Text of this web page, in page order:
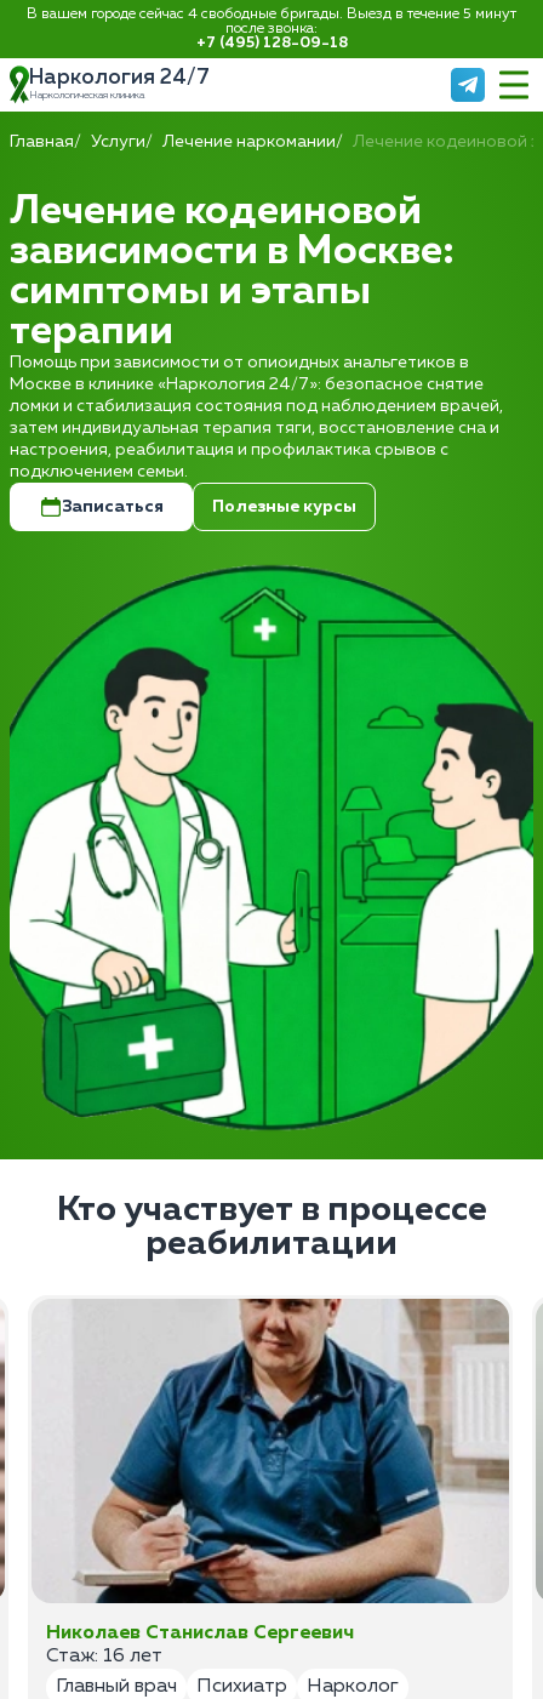
В вашем городе сейчас 4 свободные бригады. Выезд в течение 5 минут
после звонка:
+7 (495) 128-09-18
Наркология 24/7
Наркологическая клиника
Главная Услуги Лечение наркомании Лечение кодеиновой
Лечение кодеиновой
зависимости в Москве:
симптомы и этапы
терапии
Помощь при зависимости от опиоидных анальгетиков в
Москве в клинике «Наркология 24/7»: безопасное снятие
ломки и стабилизация состояния под наблюдением врачей,
затем индивидуальная терапия тяги, восстановление сна и
настроения, реабилитация и профилактика срывов с
подключением семьи.
Записаться Полезные курсы
Кто участвует в процессе
реабилитации
Николаев Станислав Сергеевич
Стаж: 16 лет
Главный врач
Психиатр Нарколог